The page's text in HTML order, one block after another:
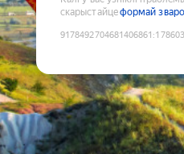
скарыстайцеформай
9178492704681406861 :